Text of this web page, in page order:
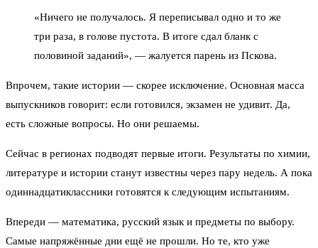
«Ничего не получалось. Я переписывал одно и то же
три раза, в голове пустота. В итоге сдал бланк с
половиной заданий», — жалуется парень из Пскова.
Впрочем, такие истории — скорее исключение. Основная масса
выпускников говорит: если готовился, экзамен не удивит. Да,
есть сложные вопросы. Но они решаемы.
Сейчас в регионах подводят первые итоги. Результаты по химии,
литературе и истории станут известны через пару недель. А пока
одиннадцатиклассники готовятся к следующим испытаниям.
Впереди — математика, русский язык и предметы по выбору.
Самые напряжённые дни ещё не прошли. Но те, кто уже